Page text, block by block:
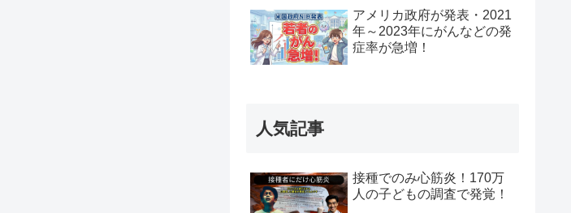
アメリカ政府が発表・2021
年～2023年にがんなどの発
症率が急増！
人気記事
接種でのみ心筋炎！170万
人の子どもの調査で発覚！